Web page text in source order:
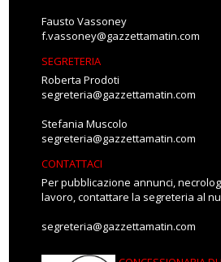
Fausto Vassoney
f.vassoney@gazzettamatin.com
SEGRETERIA
Roberta Prodoti
segreteria@gazzettamatin.com
Stefania Muscolo
segreteria@gazzettamatin.com
CONTATTACI
Per pubblicazione annunci,
lavoro, contattare la segreteria al
segreteria@gazzettamatin.com